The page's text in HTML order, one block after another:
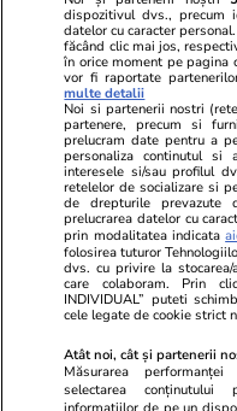
Electric Castle.
pentru o fată de
a lăsat imediat un
care a stârnit un
ȘTIRI ROMÂNIA
Politică
Traian Băsescu îi
Nicușor Dan să se
a doua desemnare
și spune că „nu-l
să declanșeze
dispozitivul dvs., precum
datelor cu caracter
făcând clic mai jos,
în orice moment pe pagina
vor fi raportate
multe detalii
Noi si partenerii nostri
partenere, precum si
prelucram date pentru a
personaliza continutul si
interesele si/sau profilul
retelelor de socializare si
de drepturile
prelucrarea datelor cu
prin modalitatea indicata
folosirea tuturor
dvs. cu privire la
care colaboram. Prin
INDIVIDUAL” puteti
cele legate de cookie strict
Atât noi, cât și partenerii
Măsurarea
selectarea conținutului